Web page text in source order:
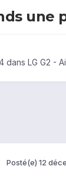
une
dans LG G2 -
Posté(e) 12